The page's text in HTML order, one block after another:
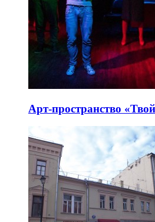
Арт-пространство